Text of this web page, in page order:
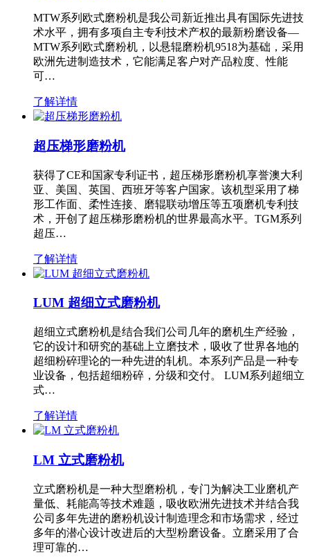
MTW系列欧式磨粉机是我公司新近推出具有国际先进技
术水平，拥有多项自主专利技术产权的最新粉磨设备—
MTW系列欧式磨粉机，以悬辊磨粉机9518为基础，采用
欧洲先进制造技术，它能满足客户对产品粒度、性能
可…
了解详情
超压梯形磨粉机
获得了CE和国家专利证书，超压梯形磨粉机享誉澳大利
亚、美国、英国、西班牙等客户国家。该机型采用了梯
形工作面、柔性连接、磨辊联动增压等五项磨机专利技
术，开创了超压梯形磨粉机的世界最高水平。TGM系列
超压…
了解详情
LUM 超细立式磨粉机
超细立式磨粉机是结合我们公司几年的磨机生产经验，
它的设计和研究的基础上立磨技术，吸收了世界各地的
超细粉碎理论的一种先进的轧机。本系列产品是一种专
业设备，包括超细粉碎，分级和交付。 LUM系列超细立
式…
了解详情
LM 立式磨粉机
立式磨粉机是一种大型磨粉机，专门为解决工业磨机产
量低、耗能高等技术难题，吸收欧洲先进技术并结合我
公司多年先进的磨粉机设计制造理念和市场需求，经过
多年的潜心设计改进后的大型粉磨设备。立磨采用了合
理可靠的…